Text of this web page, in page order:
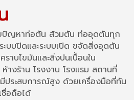
ปัญหาท่อตัน ส้วมตัน ท่ออุดตันทุก
บบปิดและระบบเปิด ขจัดสิ่งอุดตัน
าบไขมันและสิ่งปนเปื้อนใน
างร้าน โรงงาน โรงแรม สถานที่
ประสบการณ์สูง ด้วยเครื่องมือที่ทัน
ชื่อถือได้